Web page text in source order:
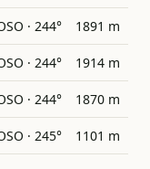
· 244° 1891 m
· 244° 1914 m
· 244° 1870 m
· 245° 1101 m